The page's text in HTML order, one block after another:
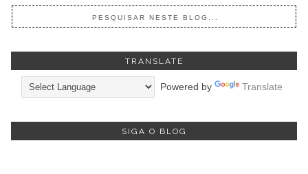
TRANSLATE
Powered by Translate
SIGA O BLOG